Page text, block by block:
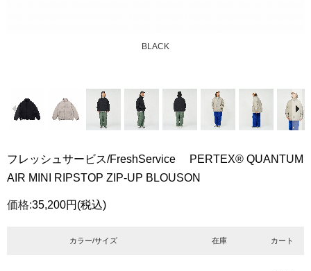
BLACK
フレッシュサービス/FreshService PERTEX® QUANTUM
AIR MINI RIPSTOP ZIP-UP BLOUSON
価格:35,200円 (税込)
カラー/サイズ 在庫 カート